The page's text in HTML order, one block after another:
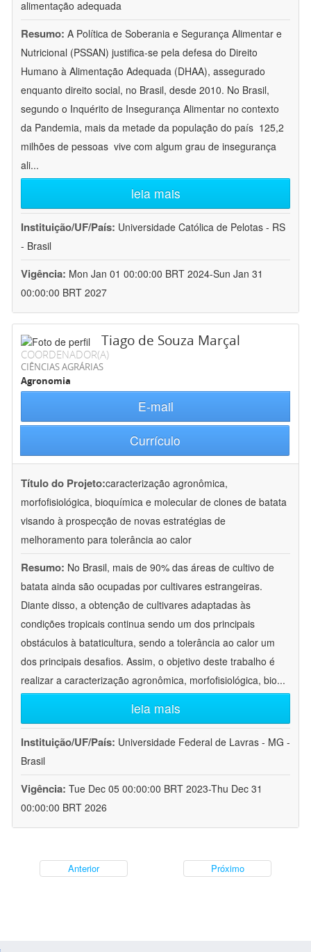
alimentação adequada
Resumo: A Política de Soberania e Segurança Alimentar e
Nutricional (PSSAN) justifica-se pela defesa do Direito
Humano à Alimentação Adequada (DHAA), assegurado
enquanto direito social, no Brasil, desde 2010. No Brasil,
segundo o Inquérito de Insegurança Alimentar no contexto
da Pandemia, mais da metade da população do país  125,2
milhões de pessoas  vive com algum grau de insegurança
ali...
leia mais
Instituição/UF/País: Universidade Católica de Pelotas - RS
- Brasil
Vigência: Mon Jan 01 00:00:00 BRT 2024-Sun Jan 31
00:00:00 BRT 2027
Tiago de Souza Marçal
COORDENADOR(A)
CIÊNCIAS AGRÁRIAS
Agronomia
E-mail
Currículo
Título do Projeto:caracterização agronômica,
morfofisiológica, bioquímica e molecular de clones de batata
visando à prospecção de novas estratégias de
melhoramento para tolerância ao calor
Resumo: No Brasil, mais de 90% das áreas de cultivo de
batata ainda são ocupadas por cultivares estrangeiras.
Diante disso, a obtenção de cultivares adaptadas às
condições tropicais continua sendo um dos principais
obstáculos à bataticultura, sendo a tolerância ao calor um
dos principais desafios. Assim, o objetivo deste trabalho é
realizar a caracterização agronômica, morfofisiológica, bio...
leia mais
Instituição/UF/País: Universidade Federal de Lavras - MG -
Brasil
Vigência: Tue Dec 05 00:00:00 BRT 2023-Thu Dec 31
00:00:00 BRT 2026
Anterior Próximo